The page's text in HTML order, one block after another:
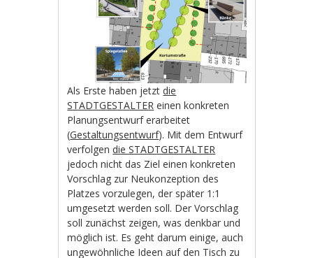
Als Erste haben jetztdie
STADTGESTALTER einen konkreten
Planungsentwurf erarbeitet
(Gestaltungsentwurf). Mit dem Entwurf
verfolgendie STADTGESTALTER
jedoch nicht das Ziel einen konkreten
Vorschlag zur Neukonzeption des
Platzes vorzulegen, der später 1:1
umgesetzt werden soll. Der Vorschlag
soll zunächst zeigen, was denkbar und
möglich ist. Es geht darum einige, auch
ungewöhnliche Ideen auf den Tisch zu